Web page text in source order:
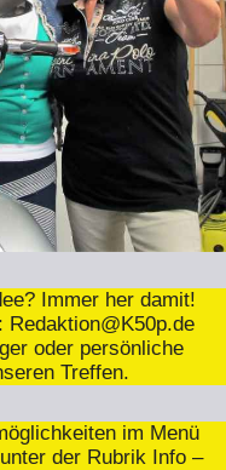
Immer her damit!
Redaktion@K50p.de
oder persönliche
Treffen.
im Menü
der Rubrik Info –